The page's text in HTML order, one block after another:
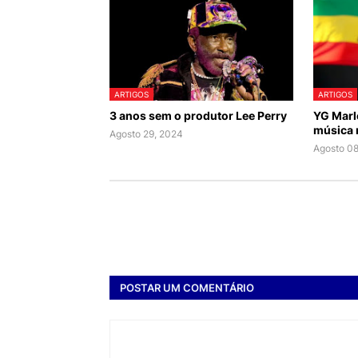
ARTIGOS
3 anos sem o produtor Lee Perry
Agosto 29, 2024
ARTIGOS
YG
música
Agosto
POSTAR UM COMENTÁRIO